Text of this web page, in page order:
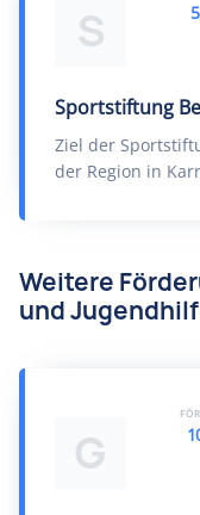
S
Sportstiftung
Ziel der
der Region in
Weitere
und
G